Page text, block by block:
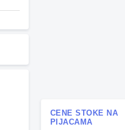
CENE STOKE NA
PIJACAMA